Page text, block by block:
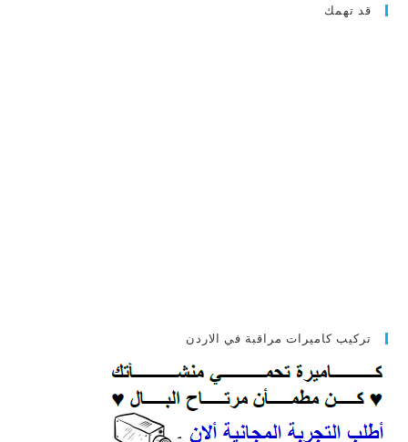
قد تهمك
تركيب كاميرات مراقبة في الاردن